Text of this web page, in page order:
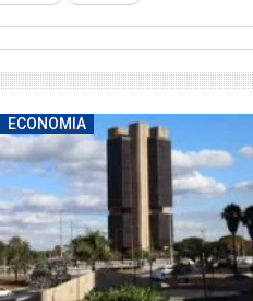
ECONOMIA